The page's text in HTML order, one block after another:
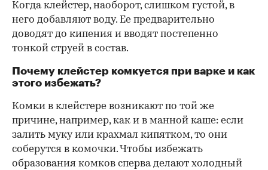
Когда клейстер, наоборот, слишком густой, в
него добавляют воду. Ее предварительно
доводят до кипения и вводят постепенно
тонкой струей в состав.
Почему клейстер комкуется при варке и как
этого избежать?
Комки в клейстере возникают по той же
причине, например, как и в манной каше: если
залить муку или крахмал кипятком, то они
соберутся в комочки. Чтобы избежать
образования комков сперва делают холодный